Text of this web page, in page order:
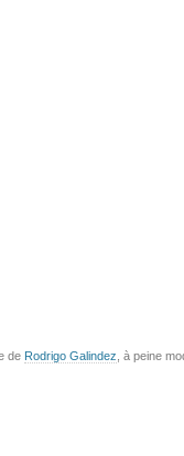
de Rodrigo Galindez , à peine